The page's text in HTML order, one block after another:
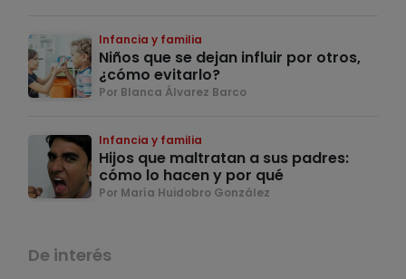
Infancia y familia
Niños que se dejan influir por otros,
¿cómo evitarlo?
Por Blanca Álvarez Barco
Infancia y familia
Hijos que maltratan a sus padres:
cómo lo hacen y por qué
Por María Huidobro González
De interés